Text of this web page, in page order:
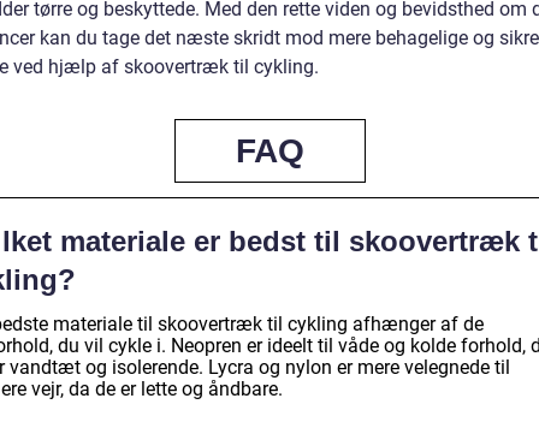
tørre og beskyttede. Med den rette viden og bevidsthed om
kan du tage det næste skridt mod mere behagelige og sikre
ved hjælp af skoovertræk til cykling.
FAQ
materiale er bedst til skoovertræk
materiale til skoovertræk til cykling afhænger af de
du vil cykle i. Neopren er ideelt til våde og kolde forhold,
vandtæt og isolerende. Lycra og nylon er mere velegnede til
vejr, da de er lette og åndbare.